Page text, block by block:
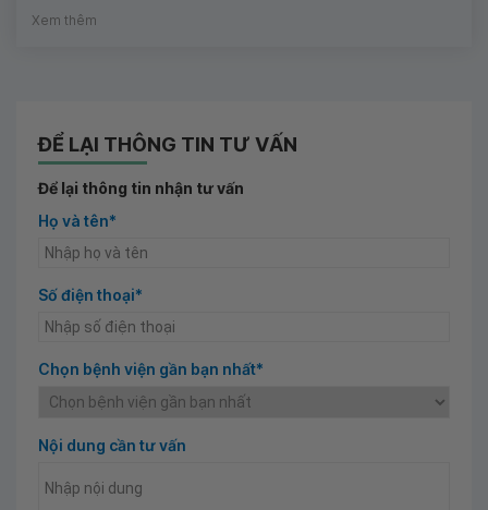
Xem thêm
ĐỂ LẠI THÔNG TIN TƯ VẤN
Để lại thông tin nhận tư vấn
Họ và tên*
Số điện thoại*
Chọn bệnh viện gần bạn nhất*
Nội dung cần tư vấn